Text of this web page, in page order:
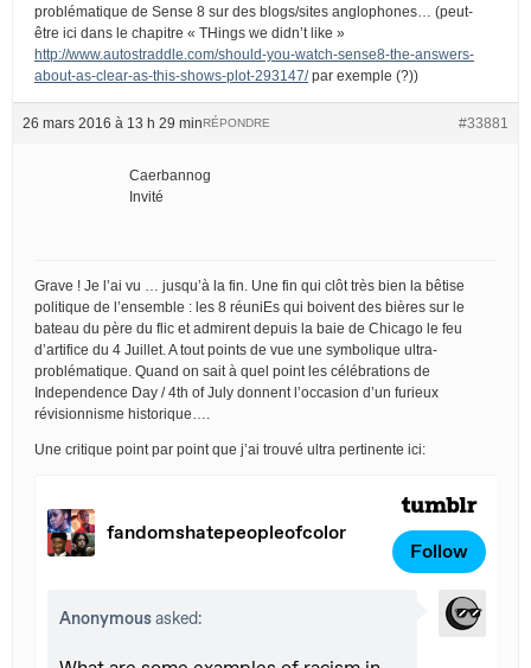
problématique de Sense 8 sur des blogs/sites anglophones… (peut-
être ici dans le chapitre « THings we didn’t like »
http://www.autostraddle.com/should-you-watch-sense8-the-answers-
about-as-clear-as-this-shows-plot-293147/par exemple (?))
26 mars 2016 à 13 h 29 min #33881
RÉPONDRE
Caerbannog
Invité
Grave ! Je l’ai vu … jusqu’à la fin. Une fin qui clôt très bien la bêtise
politique de l’ensemble : les 8 réuniEs qui boivent des bières sur le
bateau du père du flic et admirent depuis la baie de Chicago le feu
d’artifice du 4 Juillet. A tout points de vue une symbolique ultra-
problématique. Quand on sait à quel point les célébrations de
Independence Day / 4th of July donnent l’occasion d’un furieux
révisionnisme historique….
Une critique point par point que j’ai trouvé ultra pertinente ici: